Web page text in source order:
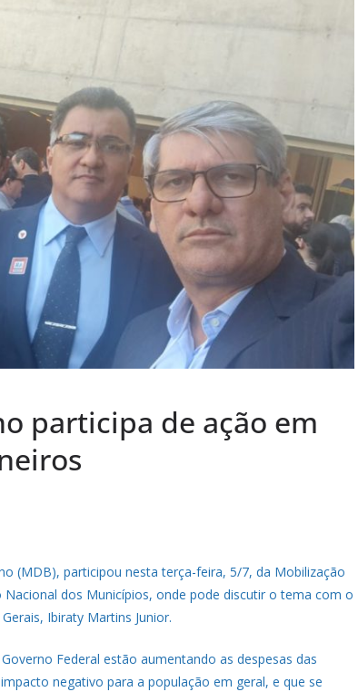
participa de ação em
(MDB), participou nesta terça-feira, 5/7, da Mobilização
dos Municípios, onde pode discutir o tema com o
Ibiraty Martins Junior.
Federal estão aumentando as despesas das
negativo para a população em geral, e que se